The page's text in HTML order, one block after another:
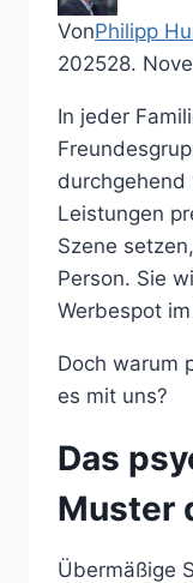
VonPhilipp
202528.
In jeder
durchgehend
Leistungen
Szene
Person. Sie
Werbespot
Doch warum
es mit uns?
Das
Muster
Übermäßige